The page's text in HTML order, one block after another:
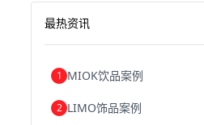
跨境电商教程
独立站跨境电商跨境电商独立站
跨境电商erp西安跨境电商
沈阳跨境电商跨境电商服务平台
最热资讯
1 MIOK饮品案例
2 LIMO饰品案例